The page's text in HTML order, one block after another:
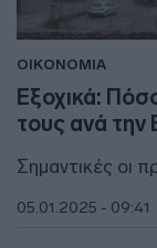
ΟΙΚΟΝΟΜΙΑ
Εξοχικά:
τους ανά
Σημαντικές οι
05.01.2025 - 09:41